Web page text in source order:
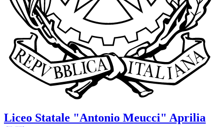
Liceo Statale "Antonio Meucci" Aprilia